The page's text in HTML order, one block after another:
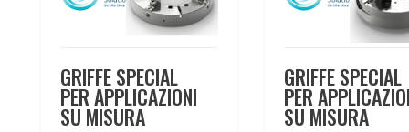
GRIFFE SPECIAL
PER APPLICAZIONI
SU MISURA
GRIFFE SPECIAL
PER
SU MISURA